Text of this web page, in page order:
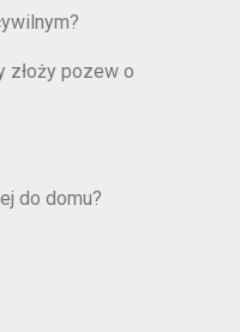
złoży pozew o
do domu?